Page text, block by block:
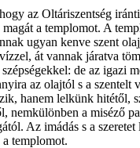
az Oltáriszentség
a templomot. A
ugyan kenve szent
át vannak járatva
de az igazi
az olajtól s a szentelt
hanem lelkünk hitétől,
nemkülönben a miséző
Az imádás s a
a templomot.